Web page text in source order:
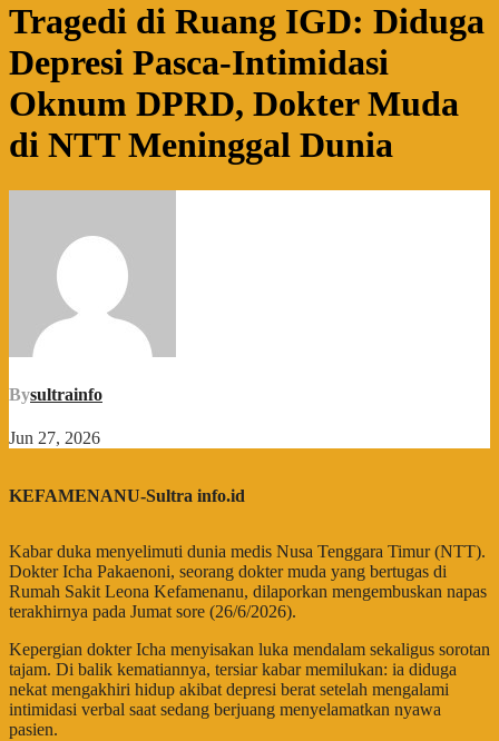
Tragedi di Ruang IGD: Diduga
Depresi Pasca-Intimidasi
Oknum DPRD, Dokter Muda
di NTT Meninggal Dunia
Bysultrainfo
Jun 27, 2026
KEFAMENANU-Sultra info.id
Kabar duka menyelimuti dunia medis Nusa Tenggara Timur (NTT).
Dokter Icha Pakaenoni, seorang dokter muda yang bertugas di
Rumah Sakit Leona Kefamenanu, dilaporkan mengembuskan napas
terakhirnya pada Jumat sore (26/6/2026).
​Kepergian dokter Icha menyisakan luka mendalam sekaligus sorotan
tajam. Di balik kematiannya, tersiar kabar memilukan: ia diduga
nekat mengakhiri hidup akibat depresi berat setelah mengalami
intimidasi verbal saat sedang berjuang menyelamatkan nyawa
pasien.